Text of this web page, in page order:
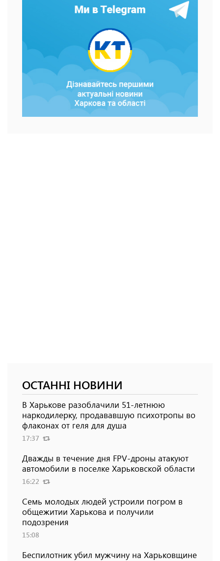
ОСТАННІ НОВИНИ
В Харькове разоблачили 51-летнюю
наркодилерку, продававшую психотропы во
флаконах от геля для душа
17:37
Дважды в течение дня FPV-дроны атакуют
автомобили в поселке Харьковской области
16:22
Семь молодых людей устроили погром в
общежитии Харькова и получили
подозрения
15:08
Беспилотник убил мужчину на Харьковщине